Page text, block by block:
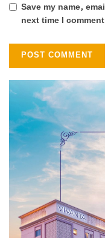
Save my name,
next time I